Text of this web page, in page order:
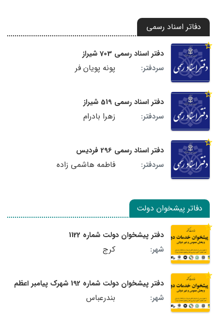
دفاتر اسناد رسمی
دفتر اسناد رسمی 703 شیراز
سردفتر:
پونه پویان فر
دفتر اسناد رسمی 519 شیراز
سردفتر:
زهرا بادرام
دفتر اسناد رسمی 296 فردیس
سردفتر:
فاطمه هاشمی زاده
دفاتر پیشخوان دولت
دفتر پیشخوان دولت شماره 1122
شهر:
کرج
دفتر پیشخوان دولت شماره 192 شهرک پیامبر اعظم
شهر:
بندرعباس